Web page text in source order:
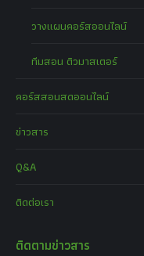
วางแผนคอร์สออนไลน์
ทีมสอน ติวมาสเตอร์
คอร์สสอนสดออนไลน์
ข่าวสาร
Q&A
ติดต่อเรา
ติดตามข่าวสาร